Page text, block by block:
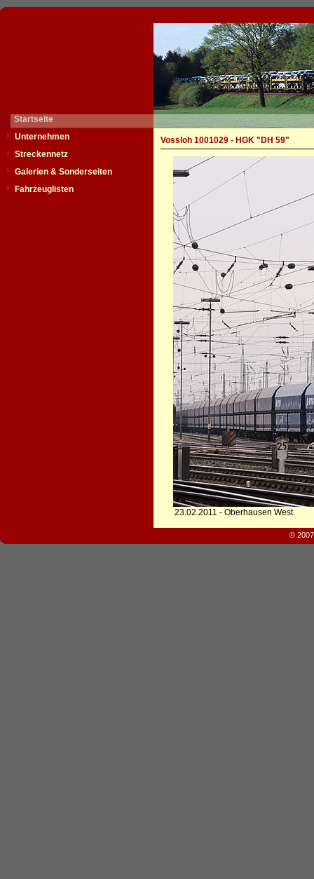
Startseite
Unternehmen
Streckennetz
Galerien & Sonderseiten
Fahrzeuglisten
Vossloh 1001029 - HGK "DH 59"
23.02.2011 - Oberhausen West
©